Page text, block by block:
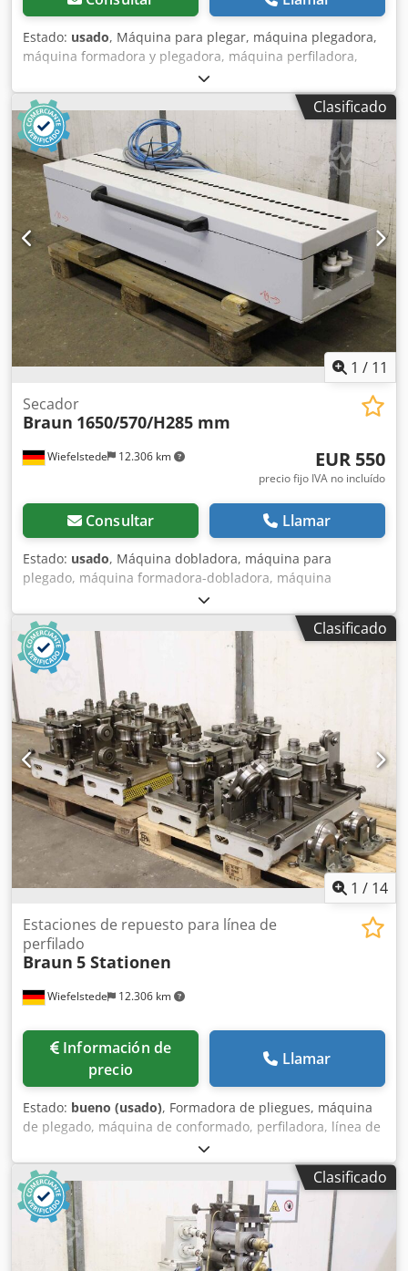
Estado: usado, Máquina para plegar, máquina plegadora,
máquina formadora y plegadora, máquina perfiladora,
línea de perfilado, fabricación de lamelas, fabricación de
persianas -Medidor de longitud: utilizado para la
fabricación de lamelas/persianas -Codificador rotatorio:
Heidenhain ROD 426.003 - 1000 -Componentes
neumáticos: fabricante Festo -Dimensiones: 350/400/A1130
mm Crjdpegal A Defx Alnjf -Peso: 80 kg
Clasificado
1 / 11
Wiefelstede 12.306 km
Secador
Braun 1650/570/H285 mm
EUR 550
precio fijo IVA no incluído
Consultar Llamar
Estado: usado, Máquina dobladora, máquina para
plegado, máquina formadora-dobladora, máquina
perfiladora, línea de perfilado, fabricación de lamelas,
fabricación de persianas, secadora, secadora infrarroja,
recubrimiento en polvo. -Entrega: en el estado actual, tal
como se ha inspeccionado. -Conector dañado: ver las fotos.
Crodsgbaaropfx Alnjf -Secadora: utilizada para el
recubrimiento en polvo en la fabricación de
lamelas/persianas. -Dimensiones: 1650/570/A285 mm. -
Peso: 124 kg.
Clasificado
1 / 14
Wiefelstede 12.306 km
Estaciones de repuesto para línea de
perfilado
Braun 5 Stationen
Información de
precio
Llamar
Estado: bueno (usado), Formadora de pliegues, máquina
de plegado, máquina de conformado, perfiladora, línea de
perfilado, fabricación de lamas, fabricación de persianas -
Línea de perfilado: estaciones de recambio para ID26309 -
Perfiladora: construcción maciza, utilizada para la
fabricación de lamas / persianas -Estaciones de perfilado
inferiores: 5 unidades -Eje motriz: Ø 35 mm -Dimensiones:
4x 700/390/Alt.400 mm 2x 300/200/Alt.160 mm -Peso: 702
kg Cjdopvqy Djpfx Alnorf
Clasificado